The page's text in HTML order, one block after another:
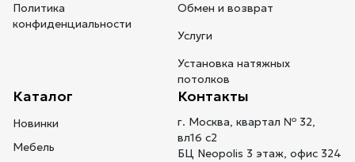
Политика
конфиденциальности
Обмен и возврат
Услуги
Установка натяжных
потолков
Каталог
Новинки
Мебель
Контакты
г. Москва, квартал № 32,
вл16 с2
БЦ Neopolis 3 этаж, офис 324